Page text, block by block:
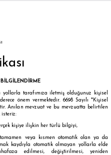
Trençkot
Trençkot
tarafımıza iletmiş olduğunuz kişisel
önem vermektedir. 6698 Sayılı "Kişisel
Anılan mevzuat ve bu mevzuatta belirtilen
isteriz:
kişiye ilişkin her türlü bilgiyi,
veya kısmen otomatik olan ya da
kaydıyla otomatik olmayan yollarla elde
edilmesi, değiştirilmesi, yeniden